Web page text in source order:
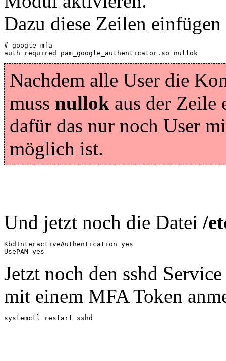
Dazu diese Zeilen
# google mfa
auth required pam_google_authenticator.so nullok
Nachdem alle User die
muss nullok aus der Zeile
dafür das nur noch User
möglich ist.
Und jetzt noch die Datei /
KbdInteractiveAuthentication yes
UsePAM yes
Jetzt noch den sshd
mit einem MFA Token
systemctl restart sshd